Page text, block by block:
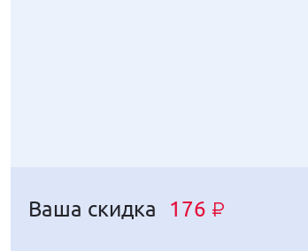
Ваша скидка 176 ₽